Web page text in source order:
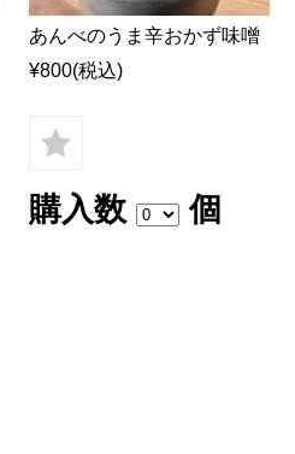
あんべのうま辛おかず味噌
¥800(税込)
購入数 個